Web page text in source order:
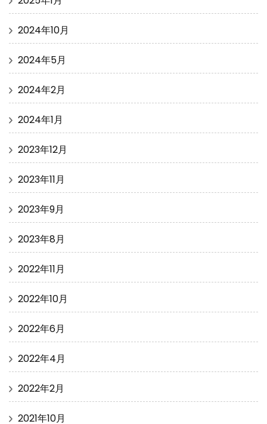
2024年10月
2024年5月
2024年2月
2024年1月
2023年12月
2023年11月
2023年9月
2023年8月
2022年11月
2022年10月
2022年6月
2022年4月
2022年2月
2021年10月